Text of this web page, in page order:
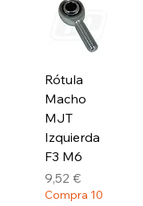
Rótula
Macho
MJT
Izquierda
F3 M6
Precio
9,52 €
Compra 10